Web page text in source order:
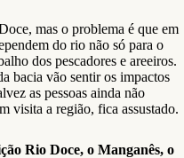
mas o problema é que em
do rio não só para o
dos pescadores e areeiros.
bacia vão sentir os impactos
as pessoas ainda não
visita a região, fica assustado.
Rio Doce, o Manganês, o